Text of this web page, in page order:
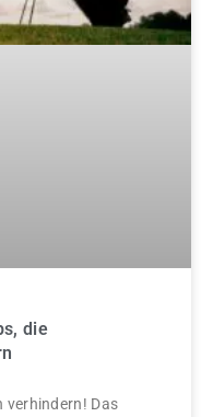
die
verhindern! Das